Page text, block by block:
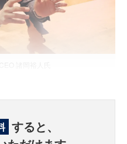
すると、